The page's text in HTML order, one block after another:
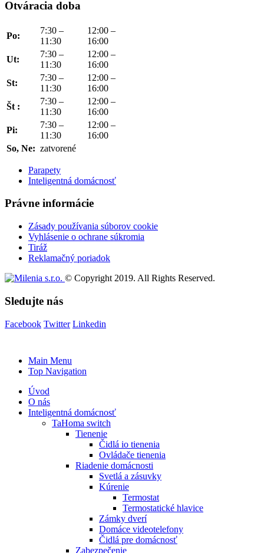
Otváracia doba
Po:
7:30 –
11:30
12:00 –
16:00
Ut:
7:30 –
11:30
12:00 –
16:00
St:
7:30 –
11:30
12:00 –
16:00
Št :
7:30 –
11:30
12:00 –
16:00
Pi:
7:30 –
11:30
12:00 –
16:00
So, Ne: zatvorené
Parapety
Inteligentná domácnosť
Právne informácie
Zásady používania súborov cookie
Vyhlásenie o ochrane súkromia
Tiráž
Reklamačný poriadok
© Copyright 2019. All Rights Reserved.
Sledujte nás
Facebook Twitter Linkedin
Main Menu
Top Navigation
Úvod
O nás
Inteligentná domácnosť
TaHoma switch
Tienenie
Čidlá io tienenia
Ovládače tienenia
Riadenie domácnosti
Svetlá a zásuvky
Kúrenie
Termostat
Termostatické hlavice
Zámky dverí
Domáce videotelefony
Čidlá pre domácnosť
Zabezpečenie